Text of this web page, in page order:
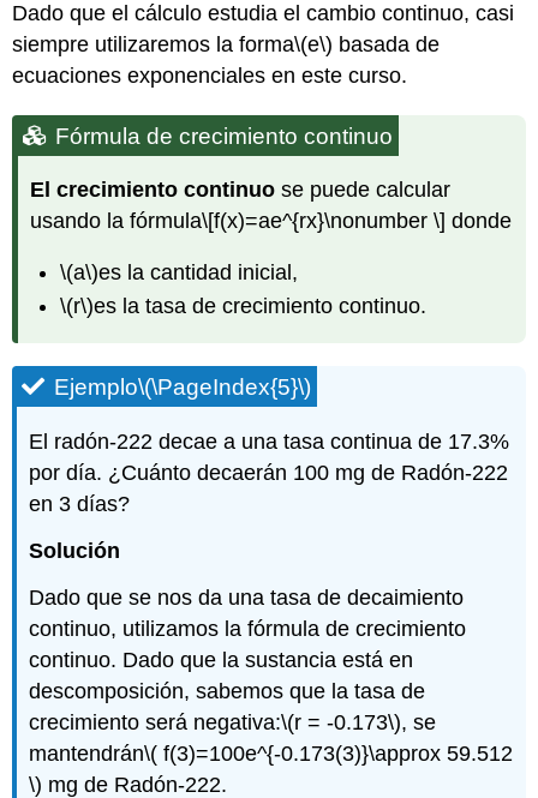
Dado que el cálculo estudia el cambio continuo, casi
siempre utilizaremos la forma\(e\) basada de
ecuaciones exponenciales en este curso.
Fórmula de crecimiento continuo
El crecimiento continuo se puede calcular
usando la fórmula\[f(x)=ae^{rx}\nonumber \] donde
\(a\)es la cantidad inicial,
\(r\)es la tasa de crecimiento continuo.
Ejemplo\(\PageIndex{5}\)
El radón-222 decae a una tasa continua de 17.3%
por día. ¿Cuánto decaerán 100 mg de Radón-222
en 3 días?
Solución
Dado que se nos da una tasa de decaimiento
continuo, utilizamos la fórmula de crecimiento
continuo. Dado que la sustancia está en
descomposición, sabemos que la tasa de
crecimiento será negativa:\(r = -0.173\), se
mantendrán\( f(3)=100e^{-0.173(3)}\approx 59.512
\) mg de Radón-222.